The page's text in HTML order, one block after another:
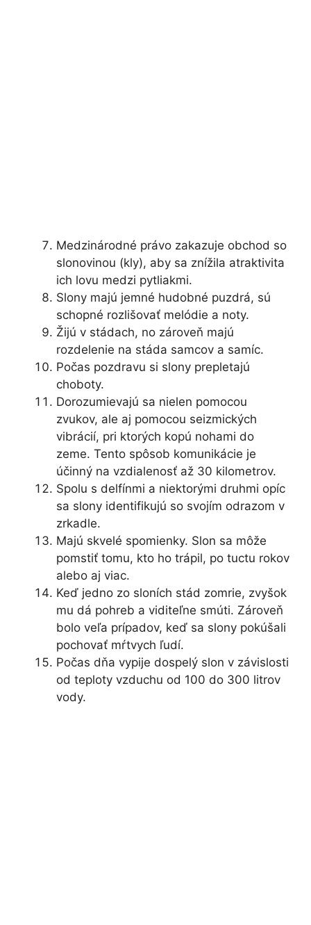
Medzinárodné právo zakazuje obchod so
slonovinou (kly), aby sa znížila atraktivita
ich lovu medzi pytliakmi.
Slony majú jemné hudobné puzdrá, sú
schopné rozlišovať melódie a noty.
Žijú v stádach, no zároveň majú
rozdelenie na stáda samcov a samíc.
Počas pozdravu si slony prepletajú
choboty.
Dorozumievajú sa nielen pomocou
zvukov, ale aj pomocou seizmických
vibrácií, pri ktorých kopú nohami do
zeme. Tento spôsob komunikácie je
účinný na vzdialenosť až 30 kilometrov.
Spolu s delfínmi a niektorými druhmi opíc
sa slony identifikujú so svojím odrazom v
zrkadle.
Majú skvelé spomienky. Slon sa môže
pomstiť tomu, kto ho trápil, po tuctu rokov
alebo aj viac.
Keď jedno zo sloních stád zomrie, zvyšok
mu dá pohreb a viditeľne smúti. Zároveň
bolo veľa prípadov, keď sa slony pokúšali
pochovať mŕtvych ľudí.
Počas dňa vypije dospelý slon v závislosti
od teploty vzduchu od 100 do 300 litrov
vody.